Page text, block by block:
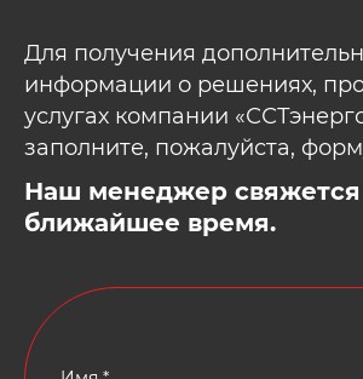
Для получения
информации о решениях,
услугах компании
заполните, пожалуйста,
Наш менеджер
ближайшее время.